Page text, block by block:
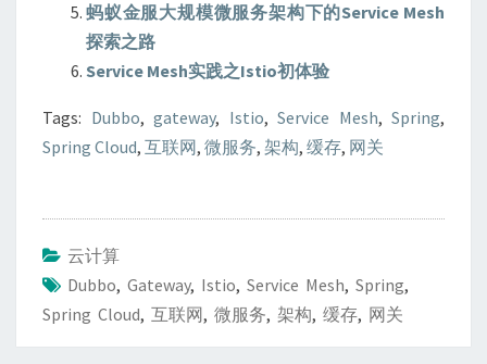
蚂蚁金服大规模微服务架构下的Service Mesh
探索之路
Service Mesh实践之Istio初体验
Tags: Dubbo, gateway, Istio, Service Mesh, Spring,
Spring Cloud, 互联网, 微服务, 架构, 缓存, 网关
云计算
Dubbo, Gateway, Istio, Service Mesh, Spring,
Spring Cloud, 互联网, 微服务, 架构, 缓存, 网关